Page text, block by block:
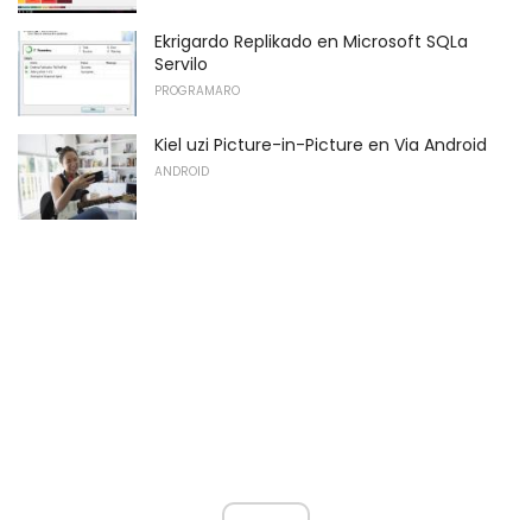
Ekrigardo Replikado en Microsoft SQLa
Servilo
PROGRAMARO
Kiel uzi Picture-in-Picture en Via Android
ANDROID